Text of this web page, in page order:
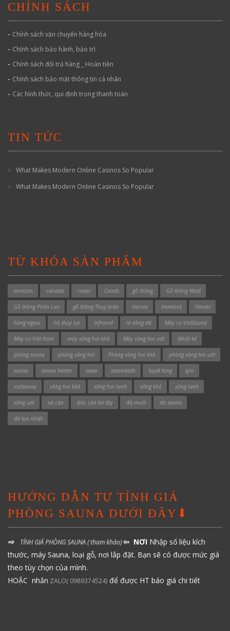
CHÍNH SÁCH
- Chính sách vận chuyển hàng hóa
- Chính sách bảo hành, bảo trì
- Chính sách đổi trả hàng _ Hoàn tiền
- Chính sách bảo mật thông tin cá nhân
- Các hình thức, qui định trong thanh toán
TIN TỨC
What Makes Modern Online Casinos So Popular
What Makes Modern Online Casinos So Popular
TỪ KHÓA SẢN PHẨM
amazon canada cedar Coasts gỗ thông Gỗ thông Nhật
Gỗ thông Phần Lan gỗ thông Thụy Điển Harvia Hemlock Hinoki
hồng ngoại hồ thủy lực Infrared lò xông đá Máy cơ VietSauna
Máy cơ Việt Nam máy xông hơi khô Máy xông hơi ướt Nhiệt kế
phòng sauna phòng xông hơi Phòng xông hơi khô phòng xông hơi ướt
sauna sauna heater sawo steambath tuyết tùng tylo
vietsauna xông hơi khô xông hơi lạnh xông khô xông lạnh
xông ướt xả cặn Độc cần bờ tây đá muối đá sauna
đá tạo nhiệt
HƯỚNG DẪN TỰ TÍNH GIÁ
PHÒNG SAUNA DƯỚI ĐÂY⬇
⇨ TÍNH GIÁ PHÒNG SAUNA( tham khảo)⇦ NƠI Nhập số liệu kích
thước, máy Sauna, loại gỗ, nơi lắp đặt. Bạn sẽ có được mức giá
theo tùy chọn của mình.
HOẶC nhắn ZALO( 0989374524) để được HT báo giá chi tiết